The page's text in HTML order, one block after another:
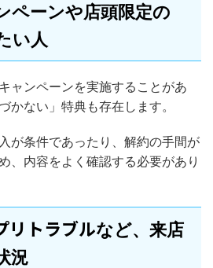
ペーンや店頭限定の
い人
ャンペーンを実施することがあ
かない」特典も存在します。
が条件であったり、解約の手間が
、内容をよく確認する必要があり
リトラブルなど、来店
況